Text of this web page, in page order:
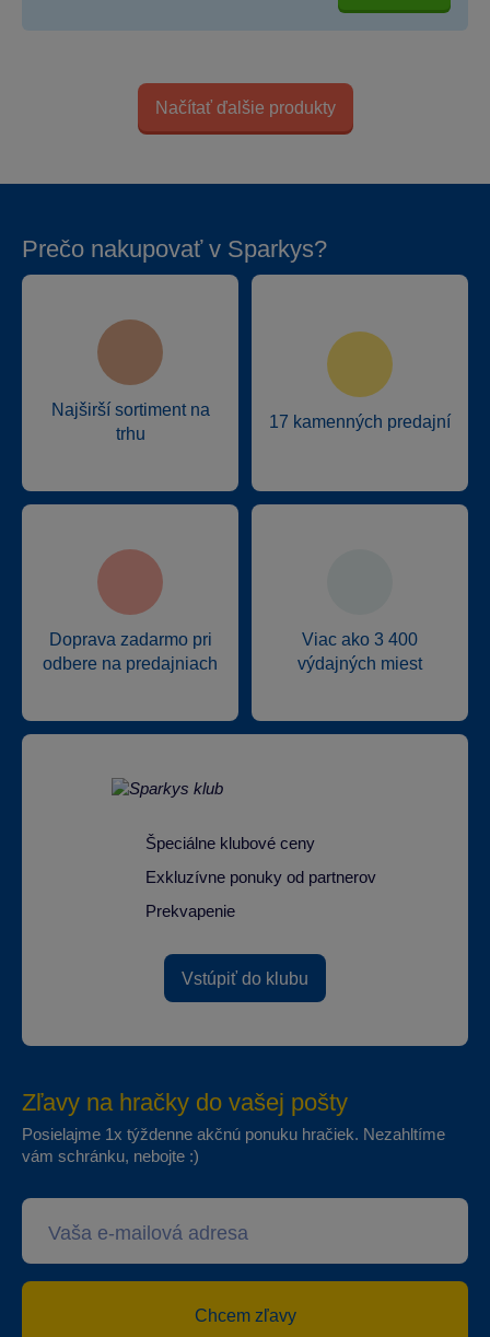
Načítať ďalšie produkty
Prečo nakupovať v Sparkys?
Najširší sortiment na
trhu
17 kamenných predajní
Doprava zadarmo pri
odbere na predajniach
Viac ako 3 400
výdajných miest
Špeciálne klubové ceny
Exkluzívne ponuky od partnerov
Prekvapenie
Vstúpiť do klubu
Zľavy na hračky do vašej pošty
Posielajme 1x týždenne akčnú ponuku hračiek. Nezahltíme
vám schránku, nebojte :)
Chcem zľavy